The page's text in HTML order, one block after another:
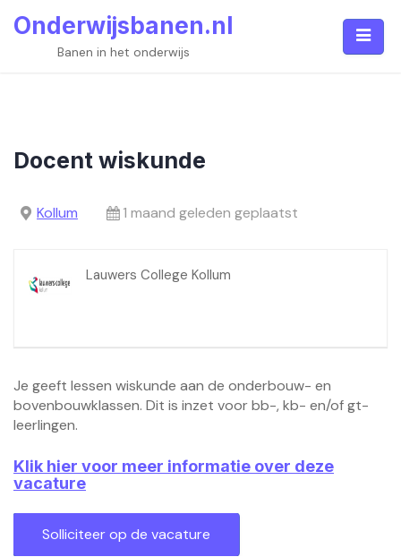
Onderwijsbanen.nl
Banen in het onderwijs
Docent wiskunde
Kollum 1 maand geleden geplaatst
Lauwers College Kollum
Je geeft lessen wiskunde aan de onderbouw- en
bovenbouwklassen. Dit is inzet voor bb-, kb- en/of gt-
leerlingen.
Klik hier voor meer informatie over deze
vacature